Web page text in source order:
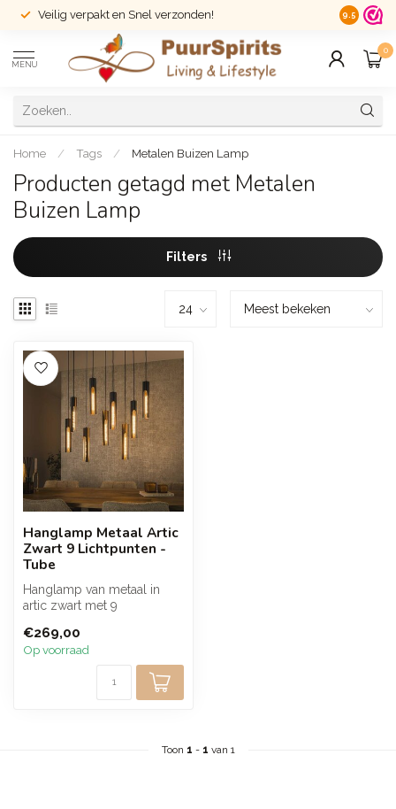
Veilig verpakt en Snel verzonden! 14 dagen
9.5
MENU
0
Home / Tags / Metalen Buizen Lamp
Producten getagd met Metalen
Buizen Lamp
Filters
Hanglamp Metaal Artic
Zwart 9 Lichtpunten -
Tube
Hanglamp van metaal in
artic zwart met 9
design van sl...
€269,00
Op voorraad
Toon 1 - 1 van 1